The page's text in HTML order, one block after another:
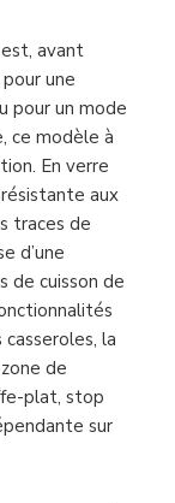
avant
une
pour un mode
ce modèle à
En verre
aux
traces de
d’une
de cuisson de
la
de
plat, stop
sur